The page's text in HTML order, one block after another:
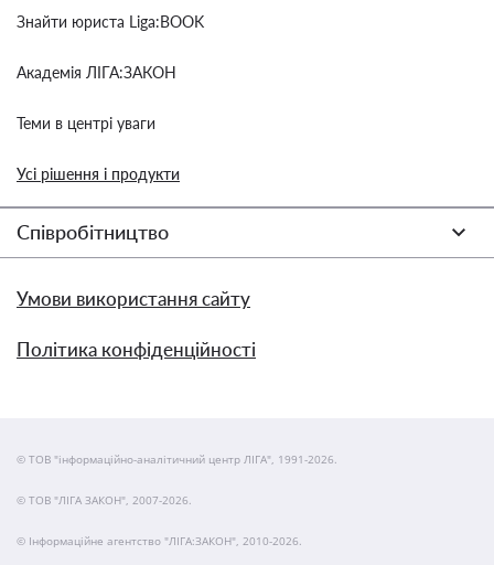
Знайти юриста Liga:BOOK
Академія ЛІГА:ЗАКОН
Теми в центрі уваги
Усі рішення і продукти
Співробітництво
Умови використання сайту
Політика конфіденційності
© ТОВ "інформаційно-аналітичний центр ЛІГА", 1991-2026.
© ТОВ "ЛІГА ЗАКОН", 2007-2026.
© Інформаційне агентство "ЛІГА:ЗАКОН", 2010-2026.